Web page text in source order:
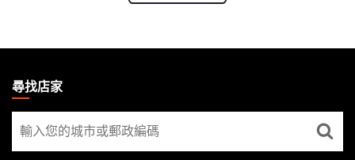
THE
GATHERING
FOOTER
尋找店家
尋
找